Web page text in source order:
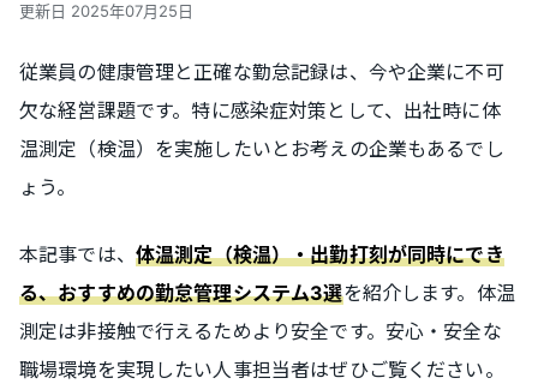
更新日 2025年07月25日
従業員の健康管理と正確な勤怠記録は、今や企業に不可
欠な経営課題です。特に感染症対策として、出社時に体
温測定（検温）を実施したいとお考えの企業もあるでし
ょう。
本記事では、 体温測定（検温）・出勤打刻が同時にでき
る、おすすめの勤怠管理システム3選を紹介します。体温
測定は非接触で行えるためより安全です。安心・安全な
職場環境を実現したい人事担当者はぜひご覧ください。